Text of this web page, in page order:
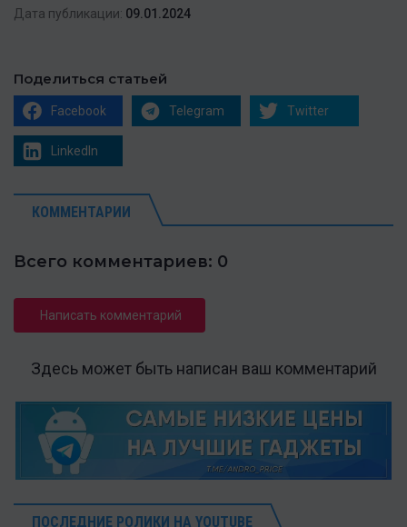
Дата публикации: 09.01.2024
Поделиться статьей
Facebook Telegram Twitter
LinkedIn
КОММЕНТАРИИ
Всего комментариев: 0
Написать комментарий
Здесь может быть написан ваш комментарий
ПОСЛЕДНИЕ РОЛИКИ НА YOUTUBE